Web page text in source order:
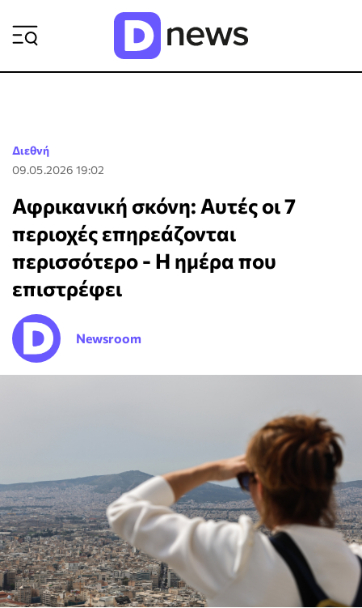
Διεθνή
09.05.2026 19:02
Αφρικανική σκόνη: Αυτές οι 7
περιοχές επηρεάζονται
περισσότερο - Η ημέρα που
επιστρέφει
Newsroom